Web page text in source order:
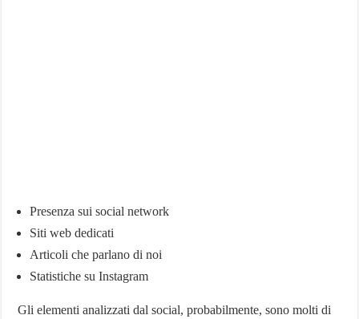
Presenza sui social network
Siti web dedicati
Articoli che parlano di noi
Statistiche su Instagram
Gli elementi analizzati dal social, probabilmente, sono molti di